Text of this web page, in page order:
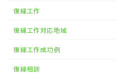
復縁工作
復縁工作対応地域
復縁工作成功例
復縁相談